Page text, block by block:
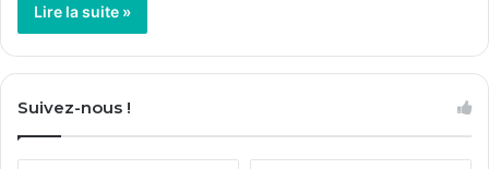
Lire la suite »
Suivez-nous !